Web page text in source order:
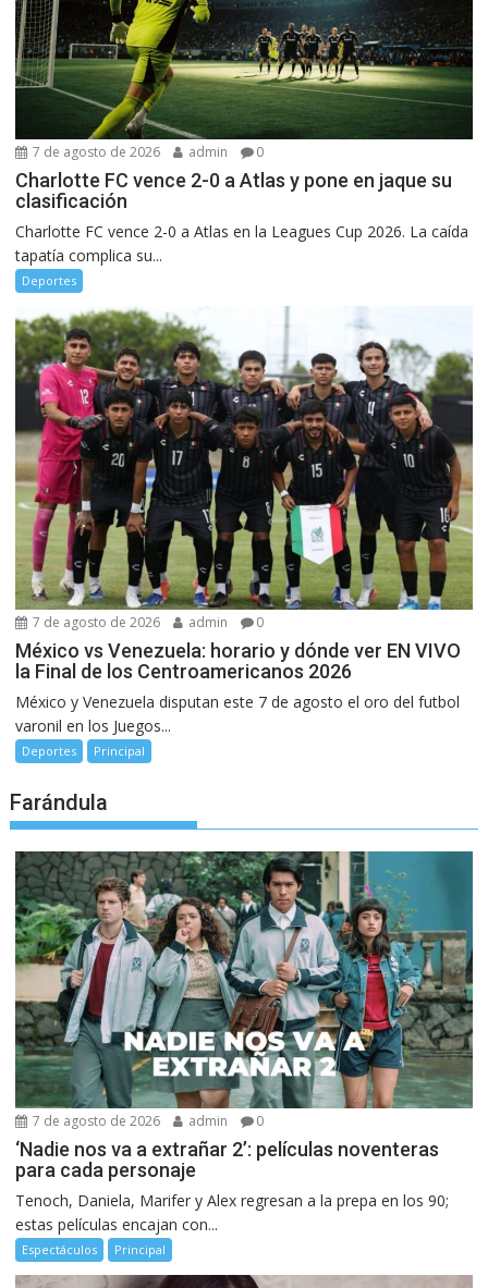
7 de agosto de 2026 admin 0
Charlotte FC vence 2-0 a Atlas y pone en jaque su
clasificación
Charlotte FC vence 2-0 a Atlas en la Leagues Cup 2026. La caída
tapatía complica su...
Deportes
7 de agosto de 2026 admin 0
México vs Venezuela: horario y dónde ver EN VIVO
la Final de los Centroamericanos 2026
México y Venezuela disputan este 7 de agosto el oro del futbol
varonil en los Juegos...
Deportes Principal
Farándula
7 de agosto de 2026 admin 0
‘Nadie nos va a extrañar 2’: películas noventeras
para cada personaje
Tenoch, Daniela, Marifer y Alex regresan a la prepa en los 90;
estas películas encajan con...
Espectáculos Principal